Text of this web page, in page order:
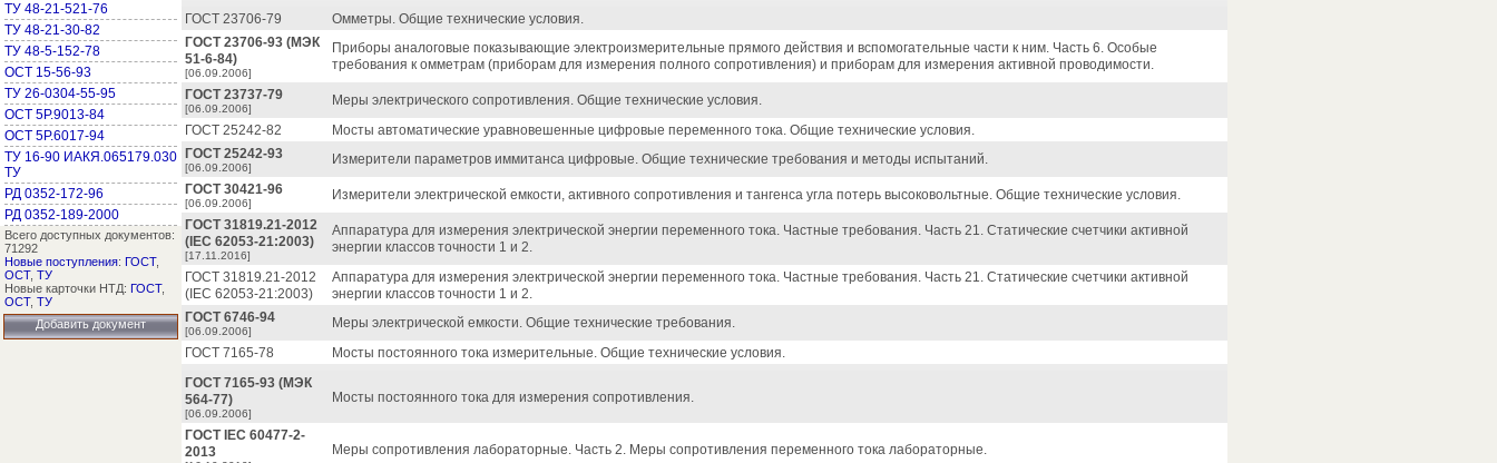
ТУ 48-21-521-76
ТУ 48-21-30-82
ТУ 48-5-152-78
ОСТ 15-56-93
ТУ 26-0304-55-95
ОСТ 5Р.9013-84
ОСТ 5Р.6017-94
ТУ 16-90 ИАКЯ.065179.030
ТУ
РД 0352-172-96
РД 0352-189-2000
Всего доступных документов:
71292
Новые поступления: ГОСТ,
ОСТ, ТУ
Новые карточки НТД: ГОСТ,
ОСТ, ТУ
Добавить документ
ГОСТ 23706-79
Омметры. Общие технические условия.
ГОСТ 23706-93 (МЭК
51-6-84)
[06.09.2006]
Приборы аналоговые показывающие электроизмерительные прямого действия и вспомогательные части к ним. Часть 6. Особые
требования к омметрам (приборам для измерения полного сопротивления) и приборам для измерения активной проводимости.
ГОСТ 23737-79
[06.09.2006]
Меры электрического сопротивления. Общие технические условия.
ГОСТ 25242-82
Мосты автоматические уравновешенные цифровые переменного тока. Общие технические условия.
ГОСТ 25242-93
[06.09.2006]
Измерители параметров иммитанса цифровые. Общие технические требования и методы испытаний.
ГОСТ 30421-96
[06.09.2006]
Измерители электрической емкости, активного сопротивления и тангенса угла потерь высоковольтные. Общие технические условия.
ГОСТ 31819.21-2012
(IEC 62053-21:2003)
[17.11.2016]
Аппаратура для измерения электрической энергии переменного тока. Частные требования. Часть 21. Статические счетчики активной
энергии классов точности 1 и 2.
ГОСТ 31819.21-2012
(IEC 62053-21:2003)
Аппаратура для измерения электрической энергии переменного тока. Частные требования. Часть 21. Статические счетчики активной
энергии классов точности 1 и 2.
ГОСТ 6746-94
[06.09.2006]
Меры электрической емкости. Общие технические требования.
ГОСТ 7165-78
Мосты постоянного тока измерительные. Общие технические условия.
ГОСТ 7165-93 (МЭК
564-77)
[06.09.2006]
Мосты постоянного тока для измерения сопротивления.
ГОСТ IEC 60477-2-
2013
Меры сопротивления лабораторные. Часть 2. Меры сопротивления переменного тока лабораторные.